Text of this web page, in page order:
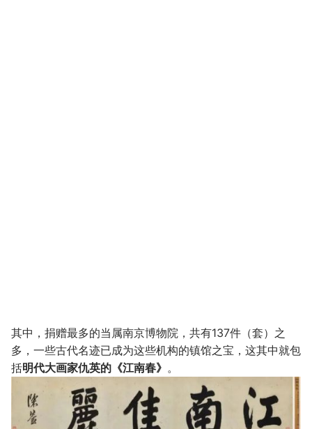
其中，捐赠最多的当属南京博物院，共有137件（套）之
多，一些古代名迹已成为这些机构的镇馆之宝，这其中就包
括明代大画家仇英的《江南春》 。